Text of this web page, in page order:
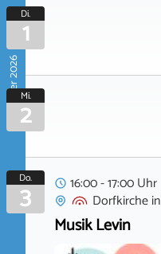
September 2026
Di.
1
Mi.
2
Do.
3
16:00 - 17:00 Uhr
Dorfkirchein
Musik Levin